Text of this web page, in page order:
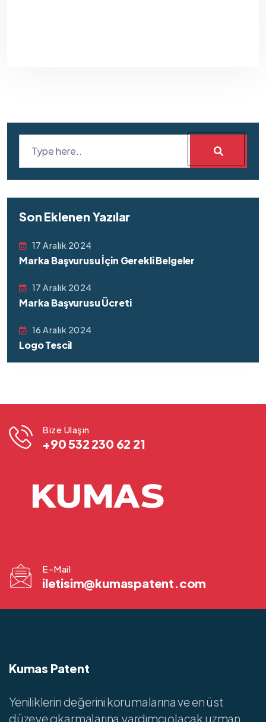
Son Eklenen Yazılar
17 Aralık 2024
Marka Başvurusu İçin Gerekli Belgeler
17 Aralık 2024
Marka Başvurusu Ücreti
16 Aralık 2024
Logo Tescil
Bize Ulaşın
+90 532 230 62 21
E-Mail
iletisim@kumaspatent.com
Kumas Patent
Yeniliklerin değerini korumalarına ve en üst
düzeye çıkarmalarına yardımcı olacak uzman